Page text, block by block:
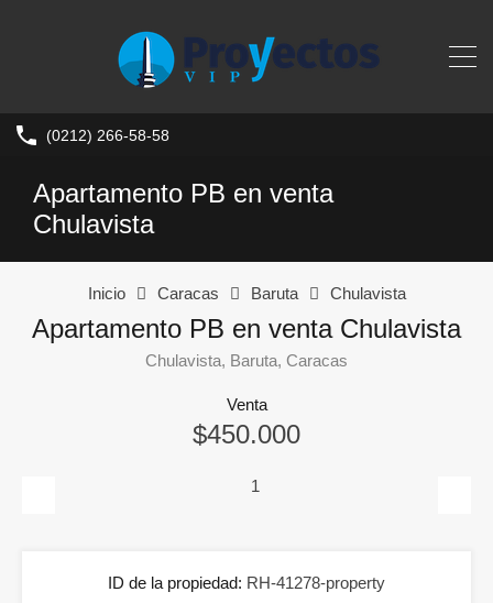
(0212) 266-58-58
Apartamento PB en venta
Chulavista
Inicio Caracas Baruta Chulavista
Apartamento PB en venta Chulavista
Chulavista, Baruta, Caracas
Venta
$450.000
ID de la propiedad: RH-41278-property